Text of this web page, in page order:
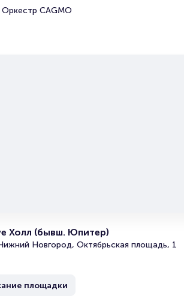
CAGMO
Продать билет
Холл (бывш. Юпитер)
Новгород, Октябрьская площадь, 1
площадки